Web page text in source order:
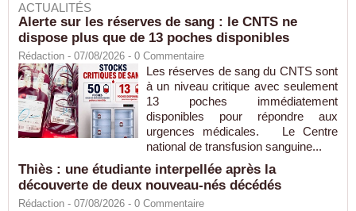
ACTUALITÉS
Alerte sur les réserves de sang : le CNTS ne
dispose plus que de 13 poches disponibles
Rédaction - 07/08/2026 - 0 Commentaire
Les réserves de sang du CNTS sont
à un niveau critique avec seulement
13 poches immédiatement
disponibles pour répondre aux
urgences médicales. Le Centre
national de transfusion sanguine...
Thiès : une étudiante interpellée après la
découverte de deux nouveau-nés décédés
Rédaction - 07/08/2026 - 0 Commentaire